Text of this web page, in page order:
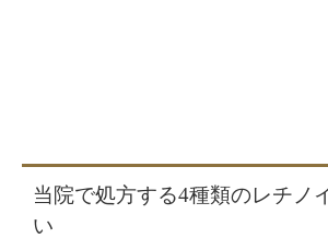
当院で処方する4種類のレチノ
い